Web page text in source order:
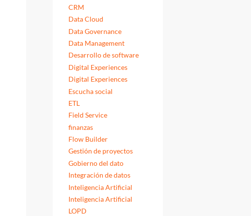
CRM
Data Cloud
Data Governance
Data Management
Desarrollo de software
Digital Experiences
Digital Experiences
Escucha social
ETL
Field Service
finanzas
Flow Builder
Gestión de proyectos
Gobierno del dato
Integración de datos
Inteligencia Artificial
Inteligencia Artificial
LOPD